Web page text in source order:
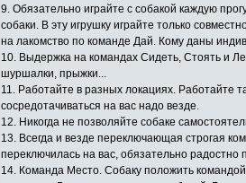
9. Обязательно играйте с собакой каждую
собаки. В эту игрушку играйте только
на лакомство по команде Дай. Кому даны
10. Выдержка на командах Сидеть, Стоять и
шуршалки, прыжки...
11. Работайте в разных локациях. Работайте
сосредотачиваться на вас надо везде.
12. Никогда не позволяйте собаке
13. Всегда и везде переключающая строгая
переключилась на вас, обязательно радостно
14. Команда Место. Собаку положить